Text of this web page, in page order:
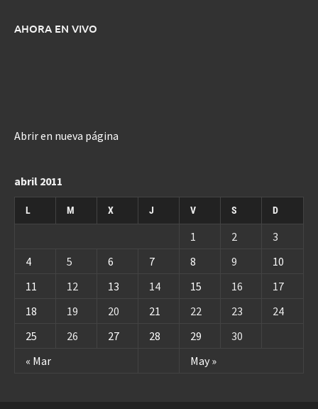
AHORA EN VIVO
Abrir en nueva página
abril 2011
L M X J V S D
« Mar May »
1 2
3
4
5 6 7 8 9
10
11
12 13 14 15 16
17
18
19 20 21 22 23
24
25
26 27 28 29 30